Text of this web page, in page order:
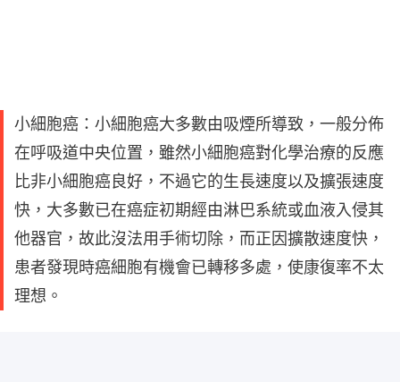
小細胞癌：小細胞癌大多數由吸煙所導致，一般分佈
在呼吸道中央位置，雖然小細胞癌對化學治療的反應
比非小細胞癌良好，不過它的生長速度以及擴張速度
快，大多數已在癌症初期經由淋巴系統或血液入侵其
他器官，故此沒法用手術切除，而正因擴散速度快，
患者發現時癌細胞有機會已轉移多處，使康復率不太
理想。